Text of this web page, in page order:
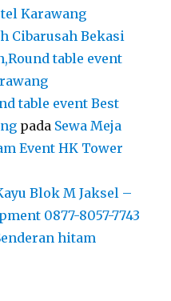
Karawang
Cibarusah Bekasi
table event
table event Best
pada Sewa Meja
Event HK Tower
Blok M Jaksel –
0877-8057-7743
hitam